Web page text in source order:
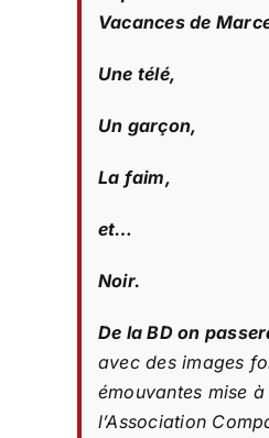
Vacances de
Une télé,
Un garçon,
La faim,
et…
Noir.
De la BD on
avec des images
émouvantes mise
l’Association